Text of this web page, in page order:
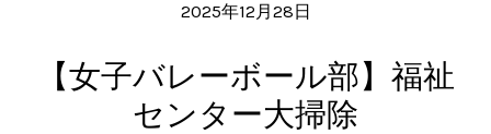
2025年12月28日
【女子バレーボール部】福祉
センター大掃除